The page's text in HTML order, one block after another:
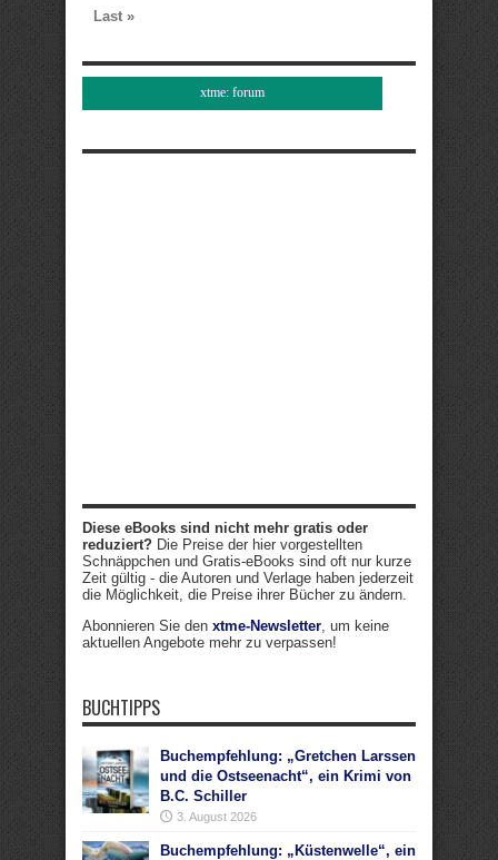
Last »
xtme: forum
Diese eBooks sind nicht mehr gratis oder
reduziert? Die Preise der hier vorgestellten
Schnäppchen und Gratis-eBooks sind oft nur kurze
Zeit gültig - die Autoren und Verlage haben jederzeit
die Möglichkeit, die Preise ihrer Bücher zu ändern.
Abonnieren Sie den xtme-Newsletter, um keine
aktuellen Angebote mehr zu verpassen!
BUCHTIPPS
Buchempfehlung: „Gretchen Larssen
und die Ostseenacht“, ein Krimi von
B.C. Schiller
3. August 2026
Buchempfehlung: „Küstenwelle“, ein